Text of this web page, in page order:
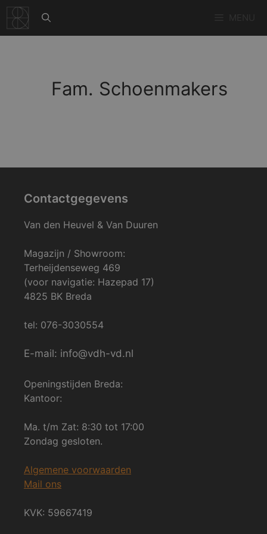
naar
de
Fam. Schoenmakers
Contactgegevens
Van den Heuvel & Van Duuren
Magazijn / Showroom:
Terheijdenseweg 469
(voor navigatie: Hazepad 17)
4825 BK Breda
tel: 076-3030554
E-mail: info@vdh-vd.nl
Openingstijden Breda:
Kantoor:
Ma. t/m Zat: 8:30 tot 17:00
Zondag gesloten.
Algemene voorwaarden
Mail ons
KVK: 59667419